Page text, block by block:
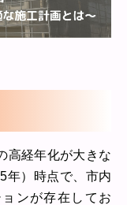
高経年化が大きな
年）時点で、市内
ンが存在してお